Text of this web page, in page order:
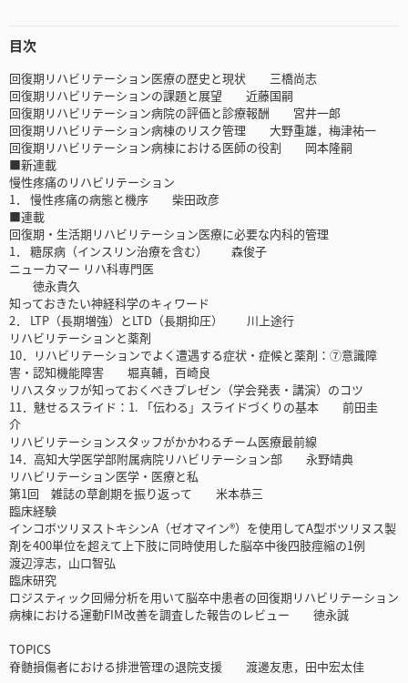
目次
回復期リハビリテーション医療の歴史と現状 三橋尚志
回復期リハビリテーションの課題と展望 近藤国嗣
回復期リハビリテーション病院の評価と診療報酬 宮井一郎
回復期リハビリテーション病棟のリスク管理 大野重雄，梅津祐一
回復期リハビリテーション病棟における医師の役割 岡本隆嗣
■新連載
慢性疼痛のリハビリテーション
1． 慢性疼痛の病態と機序 柴田政彦
■連載
回復期・生活期リハビリテーション医療に必要な内科的管理
1． 糖尿病（インスリン治療を含む） 森俊子
ニューカマー リハ科専門医
徳永貴久
知っておきたい神経科学のキィワード
2． LTP（長期増強）とLTD（長期抑圧） 川上途行
リハビリテーションと薬剤
10．リハビリテーションでよく遭遇する症状・症候と薬剤：⑦意識障
害・認知機能障害 堀真輔，百崎良
リハスタッフが知っておくべきプレゼン（学会発表・講演）のコツ
11．魅せるスライド：1. 「伝わる」スライドづくりの基本 前田圭
介
リハビリテーションスタッフがかかわるチーム医療最前線
14．高知大学医学部附属病院リハビリテーション部 永野靖典
リハビリテーション医学・医療と私
第1回 雑誌の草創期を振り返って 米本恭三
臨床経験
インコボツリヌストキシンA（ゼオマイン®）を使用してA型ボツリヌス製
剤を400単位を超えて上下肢に同時使用した脳卒中後四肢痙縮の1例
渡辺淳志，山口智弘
臨床研究
ロジスティック回帰分析を用いて脳卒中患者の回復期リハビリテーション
病棟における運動FIM改善を調査した報告のレビュー 徳永誠
TOPICS
脊髄損傷者における排泄管理の退院支援 渡邊友恵，田中宏太佳